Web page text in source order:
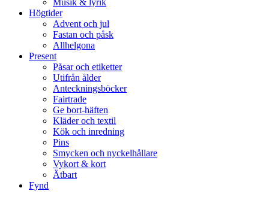
Musik & lyrik
Högtider
Advent och jul
Fastan och påsk
Allhelgona
Present
Påsar och etiketter
Utifrån ålder
Anteckningsböcker
Fairtrade
Ge bort-häften
Kläder och textil
Kök och inredning
Pins
Smycken och nyckelhållare
Vykort & kort
Ätbart
Fynd